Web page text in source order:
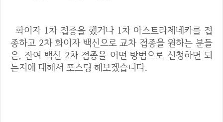
화이자 1차 접종을 했거나 1차 아스트라제네카를 접
종하고 2차 화이자 백신으로 교차 접종을 원하는 분들
은, 잔여 백신 2차 접종을 어떤 방법으로 신청하면 되
는지에 대해서 포스팅 해보겠습니다.